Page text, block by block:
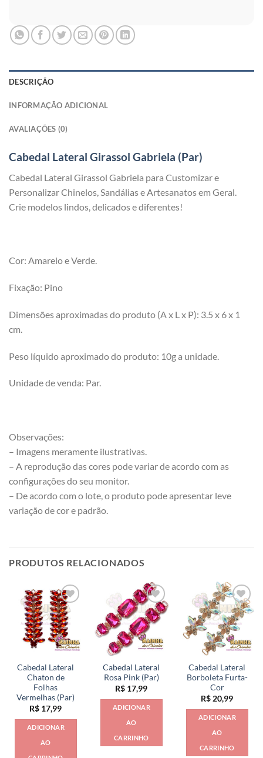
DESCRIÇÃO
INFORMAÇÃO ADICIONAL
AVALIAÇÕES (0)
Cabedal Lateral Girassol Gabriela (Par)
Cabedal Lateral Girassol Gabriela para Customizar e
Personalizar Chinelos, Sandálias e Artesanatos em Geral.
Crie modelos lindos, delicados e diferentes!
Cor: Amarelo e Verde.
Fixação: Pino
Dimensões aproximadas do produto (A x L x P): 3.5 x 6 x 1
cm.
Peso líquido aproximado do produto: 10g a unidade.
Unidade de venda: Par.
Observações:
– Imagens meramente ilustrativas.
– A reprodução das cores pode variar de acordo com as
configurações do seu monitor.
– De acordo com o lote, o produto pode apresentar leve
variação de cor e padrão.
PRODUTOS RELACIONADOS
Cabedal Lateral
Chaton de
Folhas
Vermelhas (Par)
R$ 17,99
ADICIONAR
AO
Cabedal Lateral
Rosa Pink (Par)
R$ 17,99
ADICIONAR
AO
CARRINHO
Cabedal Lateral
Borboleta Furta-
Cor
R$ 20,99
ADICIONAR
AO
CARRINHO